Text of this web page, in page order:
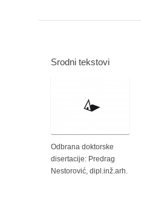
Srodni tekstovi
Odbrana doktorske
disertacije: Predrag
Nestorović, dipl.inž.arh.